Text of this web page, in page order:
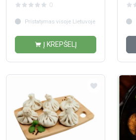
0
Pristatymas visoje Lietuvoje
Į KREPŠELĮ